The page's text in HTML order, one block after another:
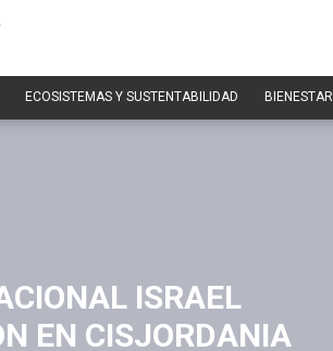
ECOSISTEMAS Y SUSTENTABILIDAD BIENESTAR
ISRAEL
EN CISJORDANIA